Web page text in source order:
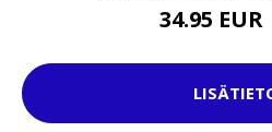
34.95 EUR